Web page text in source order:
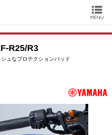
R25/R3
ュなプロテクションパッド